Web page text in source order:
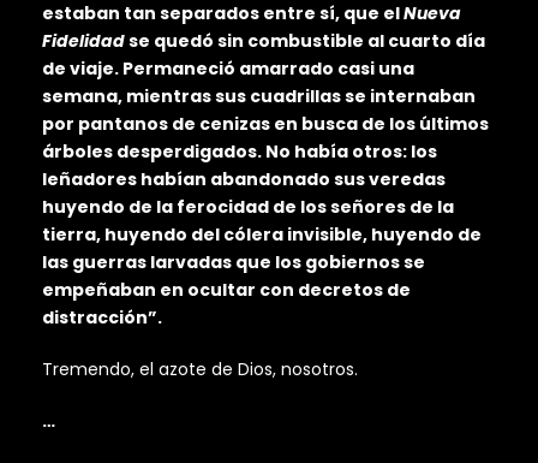
estaban tan separados entre sí, que elNueva
Fidelidadse quedó sin combustible al cuarto día
de viaje. Permaneció amarrado casi una
semana, mientras sus cuadrillas se internaban
por pantanos de cenizas en busca de los últimos
árboles desperdigados. No había otros: los
leñadores habían abandonado sus veredas
huyendo de la ferocidad de los señores de la
tierra, huyendo del cólera invisible, huyendo de
las guerras larvadas que los gobiernos se
empeñaban en ocultar con decretos de
distracción”.
Tremendo, el azote de Dios, nosotros.
…